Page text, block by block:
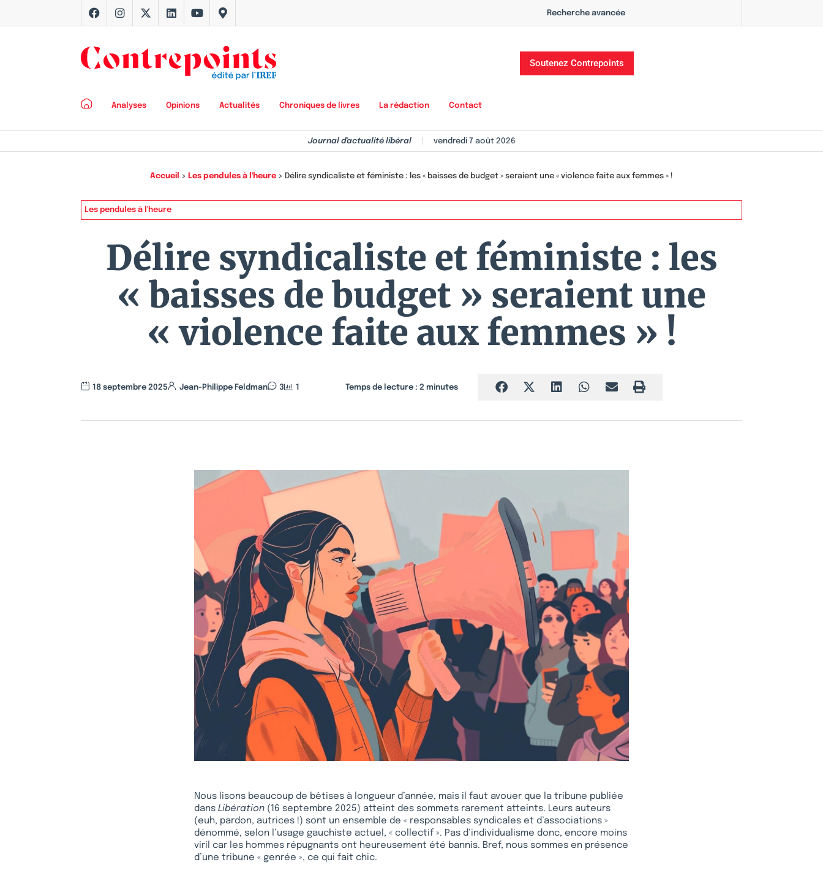
Recherche avancée
Soutenez Contrepoints
Analyses Opinions Actualités Chroniques de livres La rédaction Contact
Journal d'actualité libéral vendredi 7 août 2026
Accueil > Les pendules à l'heure > Délire syndicaliste et féministe : les « baisses de budget » seraient une « violence faite aux femmes » !
Les pendules à l'heure
Délire syndicaliste et féministe : les
« baisses de budget » seraient une
« violence faite aux femmes » !
18 septembre 2025 Jean-Philippe Feldman 3 1 Temps de lecture : 2 minutes
Nous lisons beaucoup de bêtises à longueur d’année, mais il faut avouer que la tribune publiée
dans Libération (16 septembre 2025) atteint des sommets rarement atteints. Leurs auteurs
(euh, pardon, autrices !) sont un ensemble de « responsables syndicales et d’associations »
dénommé, selon l’usage gauchiste actuel, « collectif ». Pas d’individualisme donc, encore moins
viril car les hommes répugnants ont heureusement été bannis. Bref, nous sommes en présence
d’une tribune « genrée », ce qui fait chic.